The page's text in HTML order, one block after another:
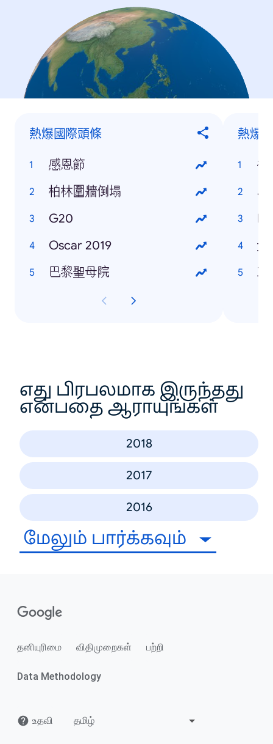
熱爆國際頭條
感恩節
柏林圍牆倒塌
G20
Oscar 2019
巴黎聖母院
熱爆
天
三
எது பிரபலமாக இருந்தது
என்பதை ஆராயுங்கள்
2018
2017
2016
மேலும் பார்க்கவும்
தனியுரிமை விதிமுறைகள் பற்றி
Data Methodology
உதவி